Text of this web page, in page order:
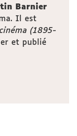
Barnier
Il est
(1895-
et publié